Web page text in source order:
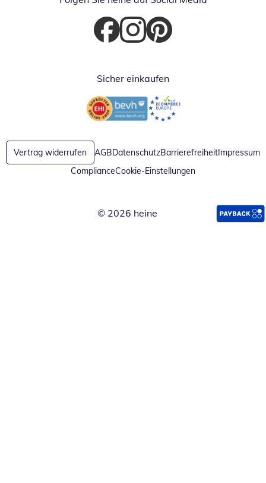
Öffnet in neuem Fenster
Öffnet in neuem Fenster
Öffnet in neuem Fenster
Sicher einkaufen
Öffnet in neuem FensterÖffnet in neuem Fenster
Vertrag widerrufen AGBDatenschutzBarrierefreiheitImpressum
ComplianceCookie-Einstellungen
© 2026 heine